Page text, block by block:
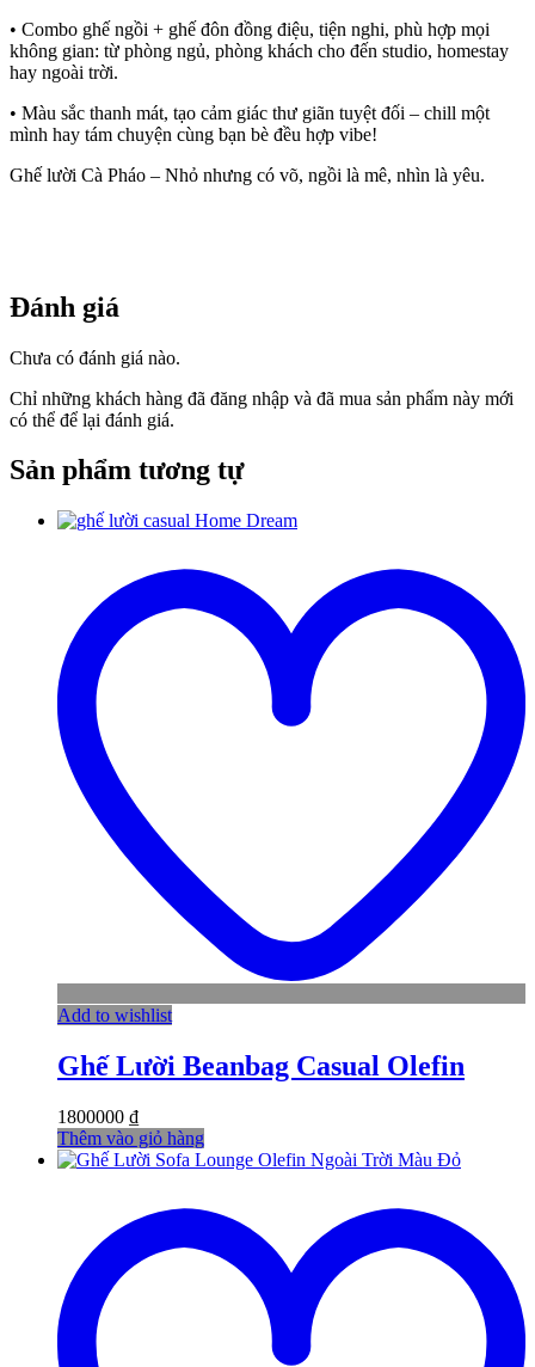
• Combo ghế ngồi + ghế đôn đồng điệu, tiện nghi, phù hợp mọi
không gian: từ phòng ngủ, phòng khách cho đến studio, homestay
hay ngoài trời.
• Màu sắc thanh mát, tạo cảm giác thư giãn tuyệt đối – chill một
mình hay tám chuyện cùng bạn bè đều hợp vibe!
Ghế lười Cà Pháo – Nhỏ nhưng có võ, ngồi là mê, nhìn là yêu.
Đánh giá
Chưa có đánh giá nào.
Chỉ những khách hàng đã đăng nhập và đã mua sản phẩm này mới
có thể để lại đánh giá.
Sản phẩm tương tự
Add to wishlist
Ghế Lười Beanbag Casual Olefin
1800000 ₫
Thêm vào giỏ hàng